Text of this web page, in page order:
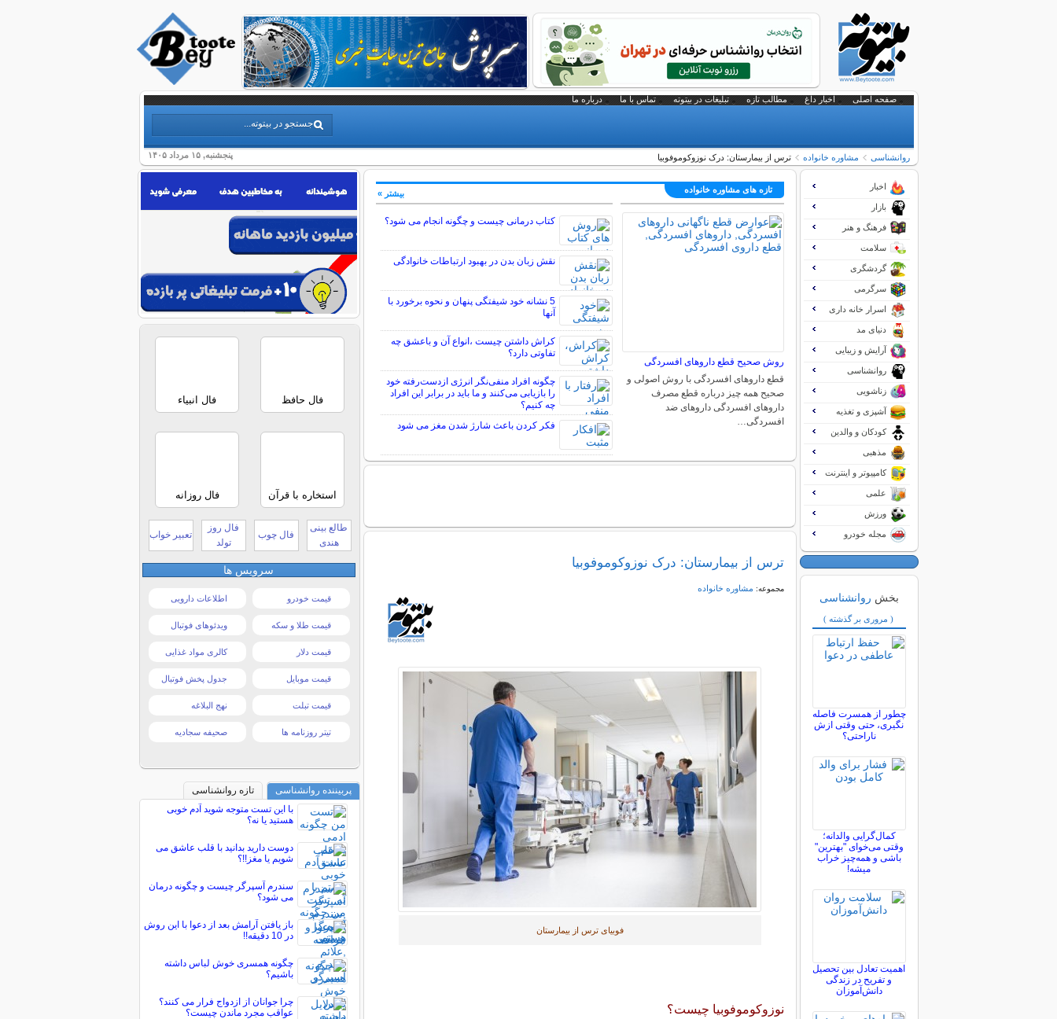
صفحه اصلی اخبار داغ مطالب تازه تبلیغات در بیتوته تماس با ما درباره ما
پنجشنبه, ۱۵ مرداد ۱۴۰۵ روانشناسی مشاوره خانواده ترس از بیمارستان: درک نوزوکوموفوبیا
تازه های مشاوره خانواده
روش صحیح قطع داروهای افسردگی
قطع داروهای افسردگی با روش اصولی و
صحیح همه چیز درباره قطع مصرف
داروهای افسردگی داروهای ضد
افسردگی…
کتاب درمانی چیست و چگونه انجام می شود؟
نقش زبان بدن در بهبود ارتباطات خانوادگی
5 نشانه خود شیفتگی پنهان و نحوه برخورد با
آنها
کراش داشتن چیست ،انواع آن و باعشق چه
تفاوتی دارد؟
چگونه افراد منفی‌نگر انرژی ازدست‌رفته خود
را بازیابی می‌کنند و ما باید در برابر این افراد
چه کنیم؟
فکر کردن باعث شارژ شدن مغز می شود
بیشتر »
ترس از بیمارستان: درک نوزوکوموفوبیا
مجموعه: مشاوره خانواده
فوبیای ترس از بیمارستان
نوزوکوموفوبیا چیست؟
اخبار
بازار
فرهنگ و هنر
سلامت
گردشگری
سرگرمی
اسرار خانه داری
دنیای مد
آرایش و زیبایی
روانشناسی
زناشویی
آشپزی و تغذیه
کودکان و والدین
مذهبی
کامپیوتر و اینترنت
علمی
ورزش
مجله خودرو
بخش روانشناسی
( مروری بر گذشته )
چطور از همسرت فاصله
نگيری، حتی وقتی ازش
ناراحتی؟
کمال‌گرایی والدانه؛
وقتی می‌خوای "بهترین"
باشی و همه‌چیز خراب
میشه!
اهمیت تعادل بین تحصیل
و تفریح در زندگی
دانش‌آموزان
فال حافظ فال انبیاء
استخاره با قرآن فال روزانه
طالع بینی
هندی
فال چوب
فال روز
تولد
تعبیر خواب
سرویس ها
قیمت خودرو اطلاعات دارویی
قیمت طلا و سکه ویدئوهای فوتبال
قیمت دلار کالری مواد غذایی
قیمت موبایل جدول پخش فوتبال
قیمت تبلت نهج البلاغه
تیتر روزنامه ها صحیفه سجادیه
پربیننده روانشناسی
تازه روانشناسی
با این تست متوجه شوید آدم خوبی
هستید یا نه؟
دوست دارید بدانید با قلب عاشق می
شویم یا مغز!!؟
سندرم آسپرگر چیست و چگونه درمان
می شود؟
باز یافتن آرامش بعد از دعوا با این روش
در 10 دقیقه!!
چگونه همسری خوش لباس داشته
باشیم؟
چرا جوانان از ازدواج فرار می کنند؟
عواقب مجرد ماندن چیست؟